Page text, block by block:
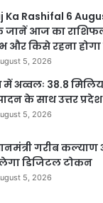
Ka Rashifal 6
जानें आज का
और किसे रहना होगा
5, 2026
अव्वलः 38.8
के साथ उत्तर प्रदेश
5, 2026
गरीब
डिजिटल टोकन
5, 2026